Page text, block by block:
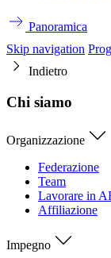
Panoramica
Skip navigation
Indietro
Chi siamo
Organizzazione
Federazione
Team
Lavorare in
Affiliazione
Impegno